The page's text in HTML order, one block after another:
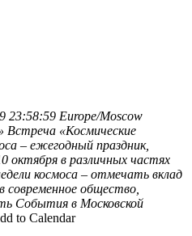
23:58:59 Europe/Moscow
Встреча «Космические
– ежегодный праздник,
октября в различных частях
космоса – отмечать вклад
современное общество,
События в Московской
to Calendar